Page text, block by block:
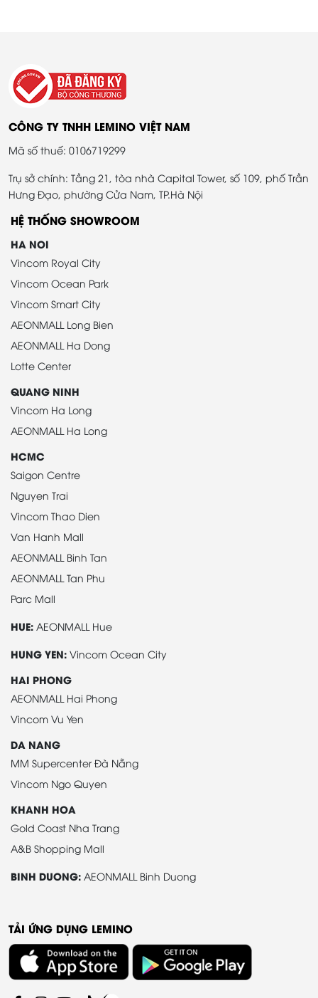
CÔNG TY TNHH LEMINO VIỆT NAM
Mã số thuế: 0106719299
Trụ sở chính: Tầng 21, tòa nhà Capital Tower, số 109, phố Trần
Hưng Đạo, phường Cửa Nam, TP.Hà Nội
HỆ THỐNG SHOWROOM
HA NOI
Vincom Royal City
Vincom Ocean Park
Vincom Smart City
AEONMALL Long Bien
AEONMALL Ha Dong
Lotte Center
QUANG NINH
Vincom Ha Long
AEONMALL Ha Long
HCMC
Saigon Centre
Nguyen Trai
Vincom Thao Dien
Van Hanh Mall
AEONMALL Binh Tan
AEONMALL Tan Phu
Parc Mall
HUE: AEONMALL Hue
HUNG YEN: Vincom Ocean City
HAI PHONG
AEONMALL Hai Phong
Vincom Vu Yen
DA NANG
MM Supercenter Đà Nẵng
Vincom Ngo Quyen
KHANH HOA
Gold Coast Nha Trang
A&B Shopping Mall
BINH DUONG: AEONMALL Binh Duong
TẢI ỨNG DỤNG LEMINO